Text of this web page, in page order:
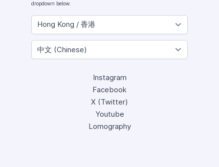
dropdown below.
Instagram
Facebook
X (Twitter)
Youtube
Lomography